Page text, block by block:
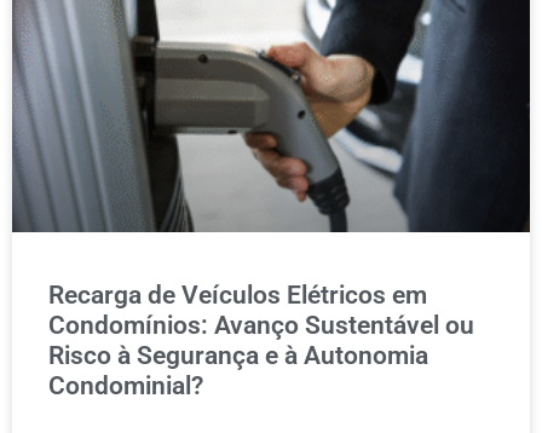
Recarga de Veículos Elétricos em
Condomínios: Avanço Sustentável ou
Risco à Segurança e à Autonomia
Condominial?